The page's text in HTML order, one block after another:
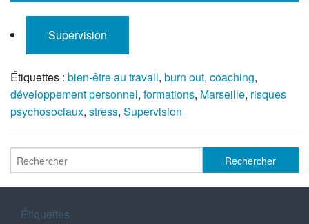
Supervision
Étiquettes : bien-être au travail, burn out, coaching,
développement personnel, formations, Marseille, risques
psychosociaux, stress, Supervision
Étiquettes